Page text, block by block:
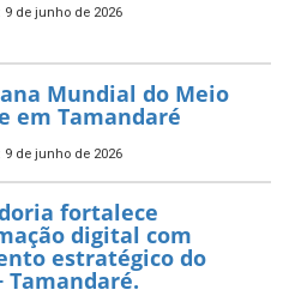
de junho de 2026
para
a saúde pública do
de junho de 2026
de Tamandaré abre
para o Festival
PNAB 2026